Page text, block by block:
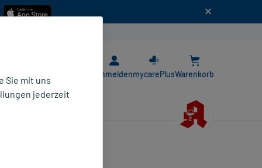
AnmeldenmycarePlusWarenkorb
Sie mit uns
jederzeit